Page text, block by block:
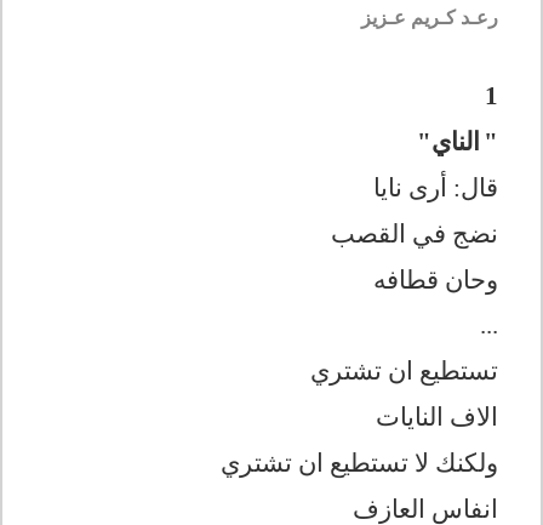
رعـد كـريم عـزيز
1
" الناي"
قال: أرى نايا
نضج في القصب
وحان قطافه
...
تستطيع ان تشتري
الاف النايات
ولكنك لا تستطيع ان تشتري
انفاس العازف